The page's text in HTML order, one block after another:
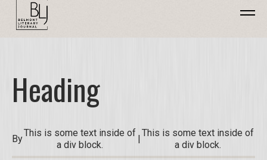
Heading
By
This is some text inside of
a div block.
This is some text inside of
a div block.